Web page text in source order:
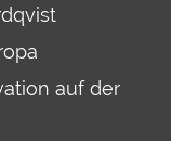
auf der